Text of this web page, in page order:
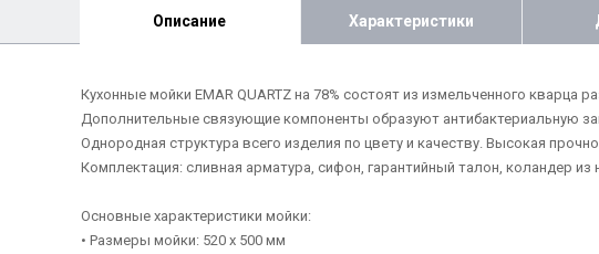
Описание Характеристики
Кухонные мойки EMAR QUARTZ на 78% состоят из измельченного
Дополнительные связующие компоненты образуют антибактериальную
Однородная структура всего изделия по цвету и качеству. Высокая
Комплектация: сливная арматура, сифон, гарантийный талон, коландер
Основные характеристики мойки:
• Размеры мойки: 520 x 500 мм